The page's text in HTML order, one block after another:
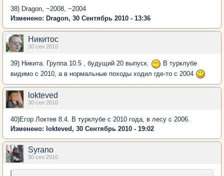
38) Dragon, ~2008, ~2004
Изменено: Dragon, 30 Сентябрь 2010 - 13:36
Никитос
30 сен 2010
39) Никита. Группа 10.5 , будущий 20 выпуск.
В турклубе
видимо с 2010, а в нормальные походы ходил где-то с 2004
lokteved
30 сен 2010
40)Егор Локтев 8.4. В турклубе с 2010 года, в лесу с 2006.
Изменено: lokteved, 30 Сентябрь 2010 - 19:02
Syrano
30 сен 2010